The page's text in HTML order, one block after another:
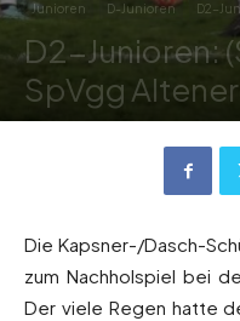
Junioren D-Junioren D2-
D2-Junioren:
SpVgg
Die Kapsner-/Dasch-
zum Nachholspiel bei
Der viele Regen hatte